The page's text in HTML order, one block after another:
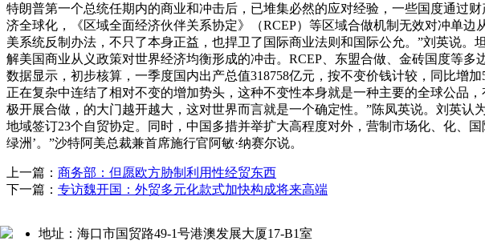
特朗普第一个总统任期内的商业和冲击后，已堆集必然的应对经验，一些国度通过
济全球化，《区域全面经济伙伴关系协定》（RCEP）等区域合做机制无效对冲单
美系统反制办法，不只了本身正益，也捍卫了国际商业法则和国际公允。”刘英说
解美国商业从义政策对世界经济均衡形成的冲击。RCEP、东盟合做、金砖国度等
数据显示，初步核算，一季度国内出产总值318758亿元，按不变价钱计较，同比增
正在复杂中连结了相对不变的增加势头，这种不变性本身就是一种主要的全球公品
极开展合做，的大门越开越大，这对世界而言就是一个确定性。”陈凤英说。刘英
地域签订23个自贸协定。同时，中国多措并举扩大高程度对外，营制市场化、化、
绿洲’。”沙特阿美总裁兼首席施行官阿敏·纳赛尔说。
上一篇： 商务部：但愿欧方胁制利用性经贸东西
下一篇： 专访魏开国：外贸多元化款式加快构成将来高端
地址：海口市国贸路49-1号港澳发展大厦17-B1室